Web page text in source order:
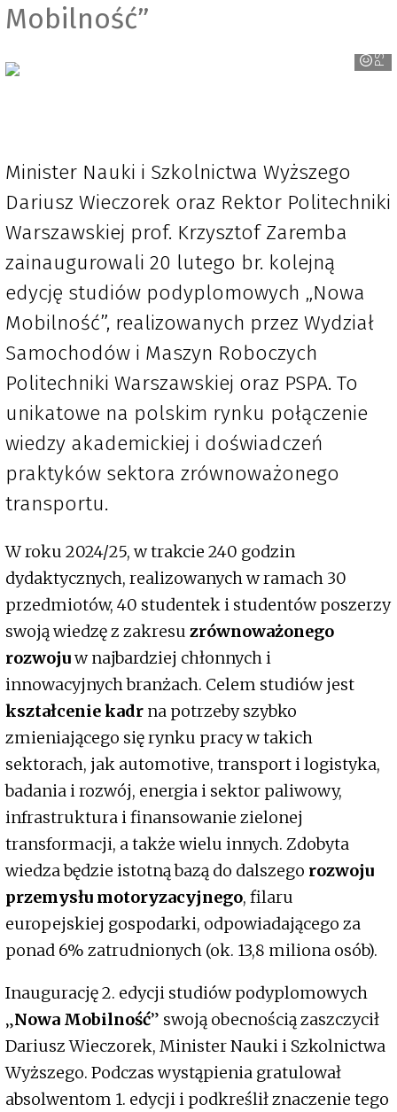
Mobilność”
PSPA
Minister Nauki i Szkolnictwa Wyższego
Dariusz Wieczorek oraz Rektor Politechniki
Warszawskiej prof. Krzysztof Zaremba
zainaugurowali 20 lutego br. kolejną
edycję studiów podyplomowych „Nowa
Mobilność”, realizowanych przez Wydział
Samochodów i Maszyn Roboczych
Politechniki Warszawskiej oraz PSPA. To
unikatowe na polskim rynku połączenie
wiedzy akademickiej i doświadczeń
praktyków sektora zrównoważonego
transportu.
W roku 2024/25, w trakcie 240 godzin
dydaktycznych, realizowanych w ramach 30
przedmiotów, 40 studentek i studentów poszerzy
swoją wiedzę z zakresu zrównoważonego
rozwojuw najbardziej chłonnych i
innowacyjnych branżach. Celem studiów jest
kształcenie kadr na potrzeby szybko
zmieniającego się rynku pracy w takich
sektorach, jak automotive, transport i logistyka,
badania i rozwój, energia i sektor paliwowy,
infrastruktura i finansowanie zielonej
transformacji, a także wielu innych. Zdobyta
wiedza będzie istotną bazą do dalszego rozwoju
przemysłu motoryzacyjnego, filaru
europejskiej gospodarki, odpowiadającego za
ponad 6% zatrudnionych (ok. 13,8 miliona osób).
Inaugurację 2. edycji studiów podyplomowych
„Nowa Mobilność” swoją obecnością zaszczycił
Dariusz Wieczorek, Minister Nauki i Szkolnictwa
Wyższego. Podczas wystąpienia gratulował
absolwentom 1. edycji i podkreślił znaczenie tego